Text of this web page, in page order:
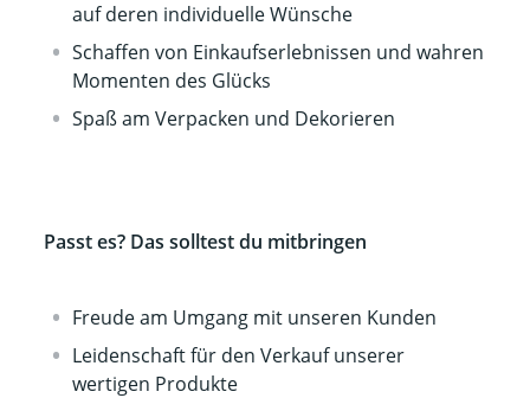
auf deren individuelle Wünsche
Schaffen von Einkaufserlebnissen und wahren
Momenten des Glücks
Spaß am Verpacken und Dekorieren
Passt es? Das solltest du mitbringen
Freude am Umgang mit unseren Kunden
Leidenschaft für den Verkauf unserer
wertigen Produkte